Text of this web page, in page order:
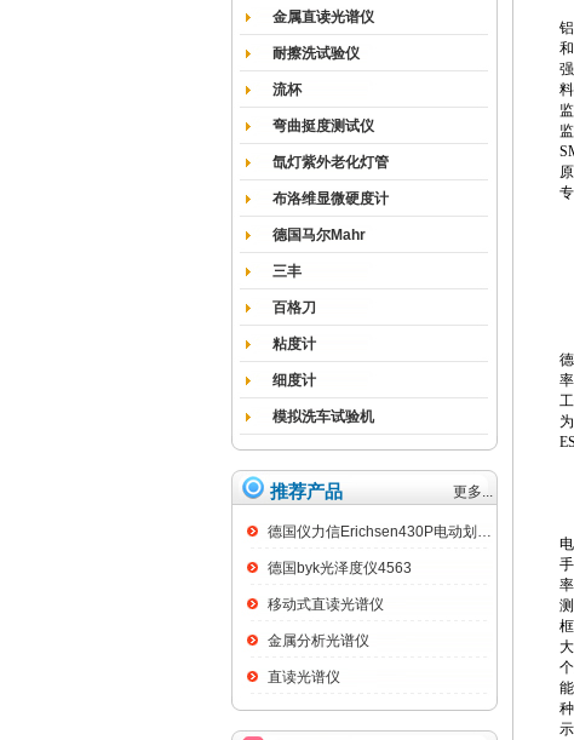
金属直读光谱仪
耐擦洗试验仪
流杯
弯曲挺度测试仪
氙灯紫外老化灯管
布洛维显微硬度计
德国马尔Mahr
三丰
百格刀
粘度计
细度计
模拟洗车试验机
推荐产品 更多...
德国仪力信Erichsen430P电动划格试验仪
德国byk光泽度仪4563
移动式直读光谱仪
金属分析光谱仪
直读光谱仪